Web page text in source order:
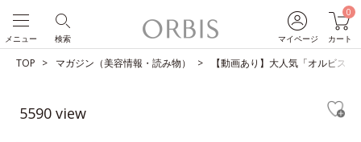
マイページ
0
カート
検索
メニュー
TOP マガジン（美容情報・読み物） 【動画あり】大人気「オルビス
5590 view